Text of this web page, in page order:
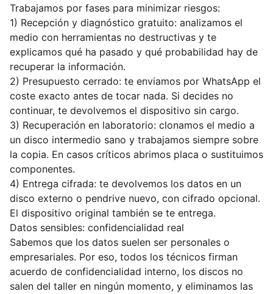
Trabajamos por fases para minimizar riesgos:
1) Recepción y diagnóstico gratuito: analizamos el
medio con herramientas no destructivas y te
explicamos qué ha pasado y qué probabilidad hay de
recuperar la información.
2) Presupuesto cerrado: te enviamos por WhatsApp el
coste exacto antes de tocar nada. Si decides no
continuar, te devolvemos el dispositivo sin cargo.
3) Recuperación en laboratorio: clonamos el medio a
un disco intermedio sano y trabajamos siempre sobre
la copia. En casos críticos abrimos placa o sustituimos
componentes.
4) Entrega cifrada: te devolvemos los datos en un
disco externo o pendrive nuevo, con cifrado opcional.
El dispositivo original también se te entrega.
Datos sensibles: confidencialidad real
Sabemos que los datos suelen ser personales o
empresariales. Por eso, todos los técnicos firman
acuerdo de confidencialidad interno, los discos no
salen del taller en ningún momento, y eliminamos las